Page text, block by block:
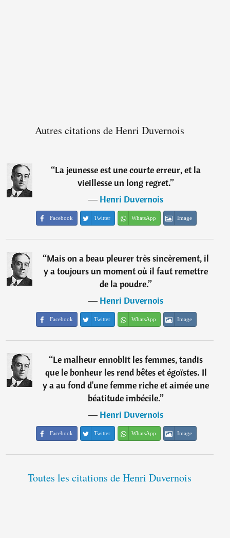
Autres citations de Henri Duvernois
“La jeunesse est une courte erreur, et la
vieillesse un long regret.”
―Henri Duvernois
Facebook Twitter WhatsApp Image
“Mais on a beau pleurer très sincèrement, il
y a toujours un moment où il faut remettre
de la poudre.”
―Henri Duvernois
Facebook Twitter WhatsApp Image
“Le malheur ennoblit les femmes, tandis
que le bonheur les rend bêtes et égoïstes. Il
y a au fond d'une femme riche et aimée une
béatitude imbécile.”
―Henri Duvernois
Facebook Twitter WhatsApp Image
Toutes les citations de Henri Duvernois